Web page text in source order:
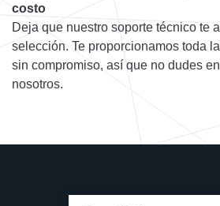
costo
Deja que nuestro soporte técnico te
selección. Te proporcionamos toda
sin compromiso, así que no dudes
nosotros.